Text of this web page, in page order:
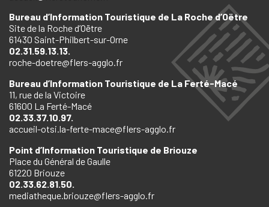
Bureau d’Information Touristique de La Roche d’Oëtre
Site de la Roche d’Oëtre
61430 Saint-Philbert-sur-Orne
02.31.59.13.13.
roche-doetre@flers-agglo.fr
Bureau d’Information Touristique de La Ferté-Macé
11, rue de la Victoire
61600 La Ferté-Macé
02.33.37.10.97.
accueil-otsi.la-ferte-mace@flers-agglo.fr
Point d’Information Touristique de Briouze
Place du Général de Gaulle
61220 Briouze
02.33.62.81.50.
mediatheque.briouze@flers-agglo.fr